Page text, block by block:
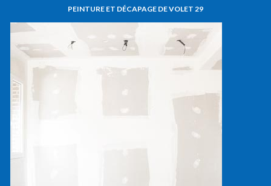
PEINTURE ET DÉCAPAGE DE VOLET 29